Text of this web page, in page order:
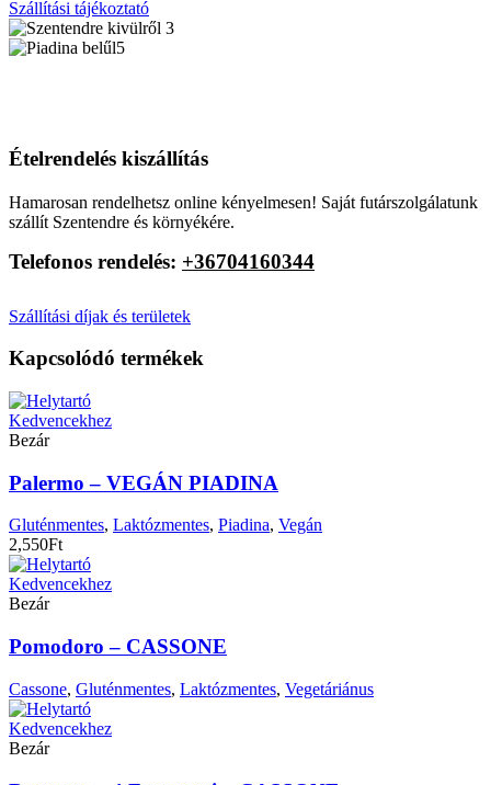
Szállítási tájékoztató
Ételrendelés kiszállítás
Hamarosan rendelhetsz online kényelmesen! Saját futárszolgálatunk
szállít Szentendre és környékére.
Telefonos rendelés: +36704160344
Szállítási díjak és területek
Kapcsolódó termékek
Kedvencekhez
Bezár
Palermo – VEGÁN PIADINA
Gluténmentes, Laktózmentes, Piadina, Vegán
2,550Ft
Kedvencekhez
Bezár
Pomodoro – CASSONE
Cassone, Gluténmentes, Laktózmentes, Vegetáriánus
Kedvencekhez
Bezár